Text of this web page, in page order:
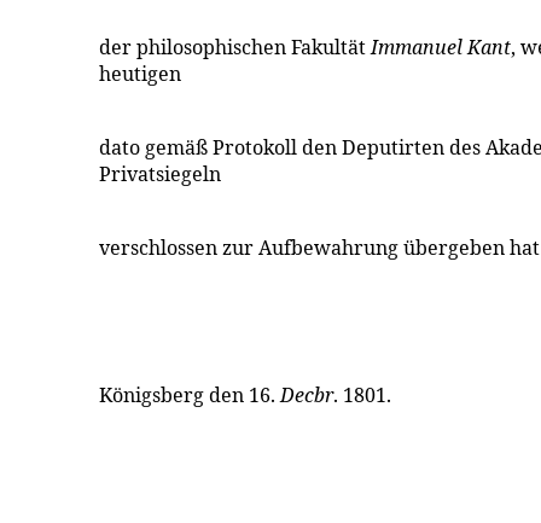
der philosophischen FakultätImmanuel Kant,
heutigen
dato gemäß Protokoll den Deputirten des
Privatsiegeln
verschlossen zur Aufbewahrung übergeben
Königsberg den 16.Decbr. 1801.